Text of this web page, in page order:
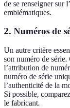
de se renseigner sur
emblématiques.
2. Numéros de
Un autre critère
son numéro de série.
l’attribution de
numéro de série
l’authenticité de la
Si possible,
le fabricant.